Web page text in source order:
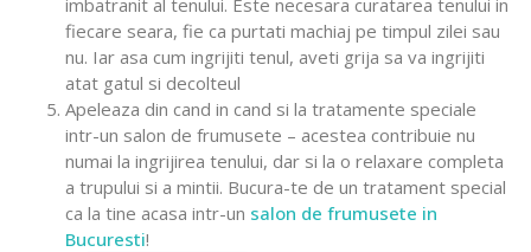
fiecare seara, fie ca purtati machiaj pe timpul zilei sau
nu. Iar asa cum ingrijiti tenul, aveti grija sa va ingrijiti
atat gatul si decolteul
Apeleaza din cand in cand si la tratamente speciale
intr-un salon de frumusete – acestea contribuie nu
numai la ingrijirea tenului, dar si la o relaxare completa
a trupului si a mintii. Bucura-te de un tratament special
ca la tine acasa intr-un salon de frumusete in
Bucuresti!